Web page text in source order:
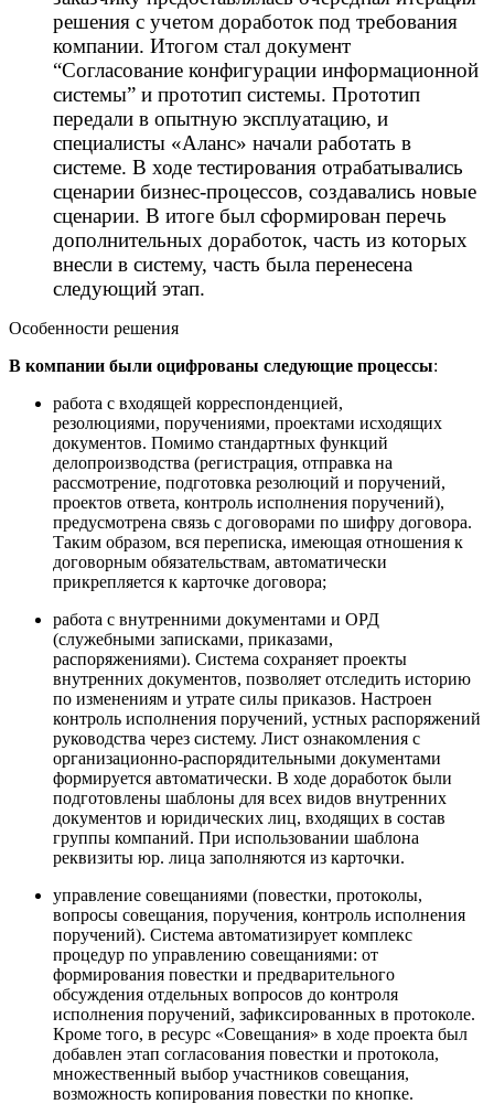
решения с учетом доработок под требования
компании. Итогом стал документ
“Согласование конфигурации информационной
системы” и прототип системы. Прототип
передали в опытную эксплуатацию, и
специалисты «Аланс» начали работать в
системе. В ходе тестирования отрабатывались
сценарии бизнес-процессов, создавались новые
сценарии. В итоге был сформирован перечь
дополнительных доработок, часть из которых
внесли в систему, часть была перенесена
следующий этап.
Особенности решения
В компании были оцифрованы следующие процессы:
работа с входящей корреспонденцией,
резолюциями, поручениями, проектами исходящих
документов. Помимо стандартных функций
делопроизводства (регистрация, отправка на
рассмотрение, подготовка резолюций и поручений,
проектов ответа, контроль исполнения поручений),
предусмотрена связь с договорами по шифру договора.
Таким образом, вся переписка, имеющая отношения к
договорным обязательствам, автоматически
прикрепляется к карточке договора;
работа с внутренними документами и ОРД
(служебными записками, приказами,
распоряжениями). Система сохраняет проекты
внутренних документов, позволяет отследить историю
по изменениям и утрате силы приказов. Настроен
контроль исполнения поручений, устных распоряжений
руководства через систему. Лист ознакомления с
организационно-распорядительными документами
формируется автоматически. В ходе доработок были
подготовлены шаблоны для всех видов внутренних
документов и юридических лиц, входящих в состав
группы компаний. При использовании шаблона
реквизиты юр. лица заполняются из карточки.
управление совещаниями (повестки, протоколы,
вопросы совещания, поручения, контроль исполнения
поручений). Система автоматизирует комплекс
процедур по управлению совещаниями: от
формирования повестки и предварительного
обсуждения отдельных вопросов до контроля
исполнения поручений, зафиксированных в протоколе.
Кроме того, в ресурс «Совещания» в ходе проекта был
добавлен этап согласования повестки и протокола,
множественный выбор участников совещания,
возможность копирования повестки по кнопке.